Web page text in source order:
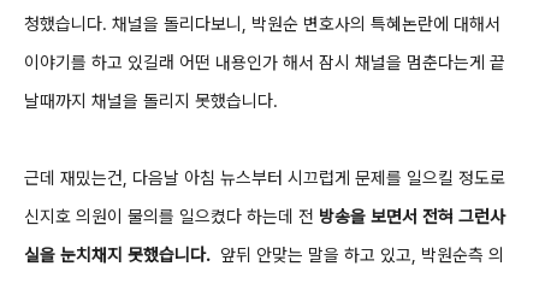
청했습니다. 채널을 돌리다보니, 박원순 변호사의 특혜논란에 대해서
이야기를 하고 있길래 어떤 내용인가 해서 잠시 채널을 멈춘다는게 끝
날때까지 채널을 돌리지 못했습니다.
근데 재밌는건, 다음날 아침 뉴스부터 시끄럽게 문제를 일으킬 정도로
신지호 의원이 물의를 일으켰다 하는데 전 방송을 보면서 전혀 그런사
실을 눈치채지 못했습니다. 앞뒤 안맞는 말을 하고 있고, 박원순측 의